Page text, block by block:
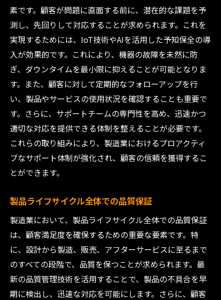
素です。顧客が問題に直面する前に、潜在的な課題を予
測し、先回りして対応することが求められます。これを
実現するためには、IoT技術やAIを活用した予知保全の導
入が効果的です。これにより、機器の故障を未然に防
ぎ、ダウンタイムを最小限に抑えることが可能となりま
す。また、顧客に対して定期的なフォローアップを行
い、製品やサービスの使用状況を確認することも重要で
す。さらに、サポートチームの専門性を高め、迅速かつ
適切な対応を提供できる体制を整えることが必要です。
これらの取り組みにより、製造業におけるプロアクティ
ブなサポート体制が強化され、顧客の信頼を獲得するこ
とができます。
製品ライフサイクル全体での品質保証
製造業において、製品ライフサイクル全体での品質保証
は、顧客満足度を確保するための重要な要素です。特
に、設計から製造、販売、アフターサービスに至るまで
のすべての段階で、品質を保つことが求められます。最
新の品質管理技術を活用することで、製品の不具合を早
期に検出し、迅速な対応を可能にします。さらに、顧客